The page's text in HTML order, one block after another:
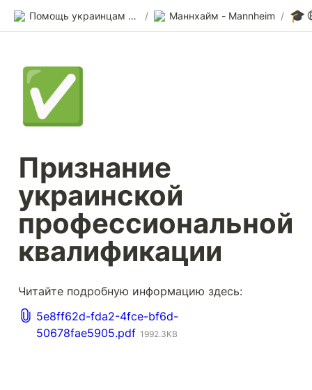
Помощь украинцам в Германии / Маннхайм - Mannheim / 🎓
✅
Признание
украинской
профессиональной
квалификации
Читайте подробную информацию здесь:
5e8ff62d-fda2-4fce-bf6d-
50678fae5905.pdf 1992.3KB